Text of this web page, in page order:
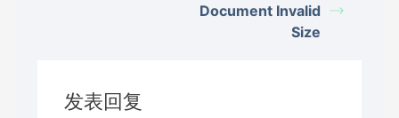
Document Invalid
Size
发表回复